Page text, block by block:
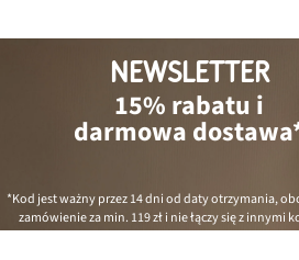
NEWSLETTER
15% rabatu i
darmowa
*Kod jest ważny przez 14 dni od daty otrzymania,
zamówienie za min. 119 złi nie łączy się z innymi